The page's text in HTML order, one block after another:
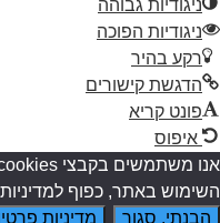
ניגודיות גבוהה
ניגודיות הפוכה
רקע בהיר
הדגשת קישורים
פונט קריא
איפוס
השימוש באתר, כפוף
הבנתי, סגור
מדיניות